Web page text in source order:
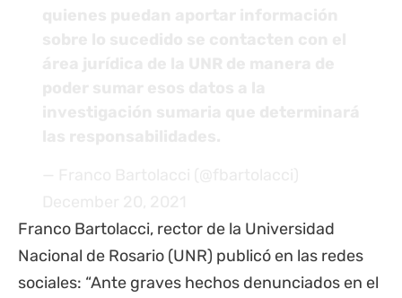
Franco Bartolacci, rector de la Universidad
Nacional de Rosario (UNR) publicó en las redes
sociales: “Ante graves hechos denunciados en el